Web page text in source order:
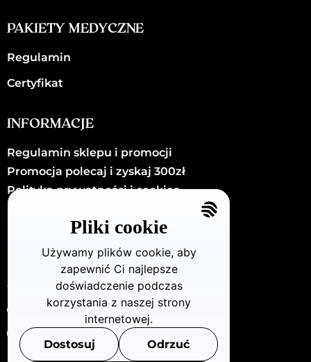
PAKIETY MEDYCZNE
Regulamin
Certyfikat
INFORMACJE
Regulamin sklepu i promocji
Promocja polecaj i zyskaj 300zł
Polityka prywatności i cookies
KONTAKT
Dzielna72/U8 (Warszawa - Wola)
880 712 483
info@openclinic.pl
Pliki cookie
Używamy plików cookie, aby
zapewnić Ci najlepsze
doświadczenie podczas
korzystania z naszej strony
internetowej.
Dostosuj Odrzuć